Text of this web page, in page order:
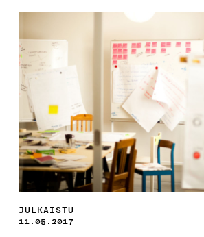
JULKAISTU
11.05.2017